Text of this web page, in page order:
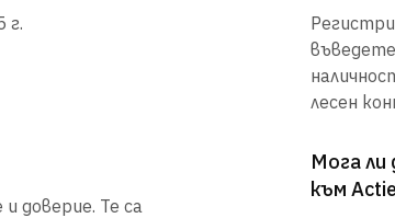
г.
лесен
доверие. Те са
Мога ли
към